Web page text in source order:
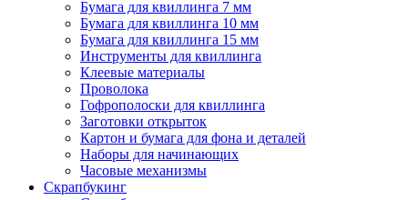
Бумага для квиллинга 7 мм
Бумага для квиллинга 10 мм
Бумага для квиллинга 15 мм
Инструменты для квиллинга
Клеевые материалы
Проволока
Гофрополоски для квиллинга
Заготовки открыток
Картон и бумага для фона и деталей
Наборы для начинающих
Часовые механизмы
Скрапбукинг